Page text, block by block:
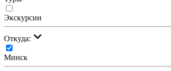
Экскурсии
Откуда:
Минск